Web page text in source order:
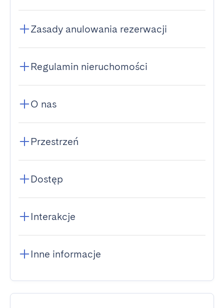
Zasady anulowania rezerwacji
Regulamin nieruchomości
O nas
Przestrzeń
Dostęp
Interakcje
Inne informacje